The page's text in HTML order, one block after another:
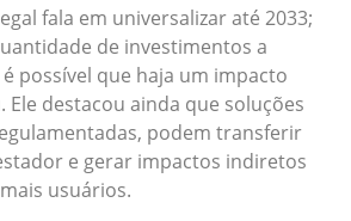
fala em universalizar até 2033;
de investimentos a
possível que haja um impacto
destacou ainda que soluções
podem transferir
e gerar impactos indiretos
usuários.